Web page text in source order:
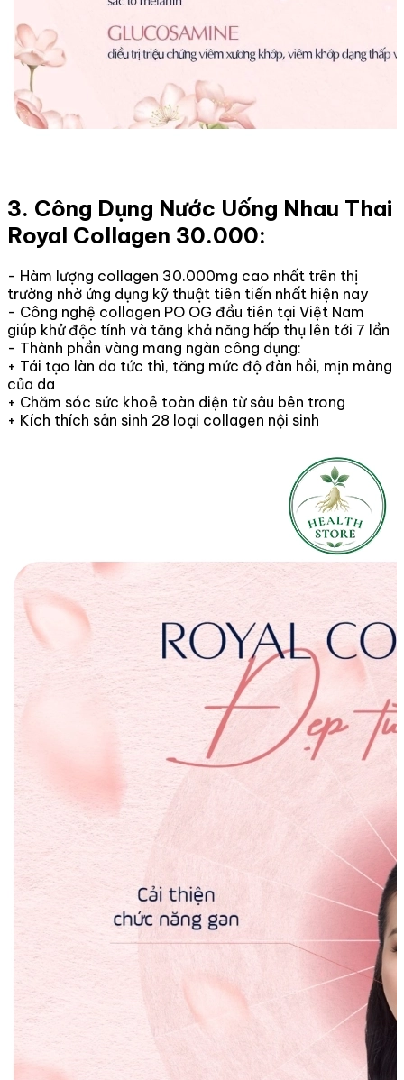
3. Công Dụng Nước Uống Nhau Thai
Royal Collagen 30.000:
- Hàm lượng collagen 30.000mg cao nhất trên thị
trường nhờ ứng dụng kỹ thuật tiên tiến nhất hiện nay
- Công nghệ collagen PO OG đầu tiên tại Việt Nam
giúp khử độc tính và tăng khả năng hấp thụ lên tới 7 lần
- Thành phần vàng mang ngàn công dụng:
+ Tái tạo làn da tức thì, tăng mức độ đàn hồi, mịn màng
của da
+ Chăm sóc sức khoẻ toàn diện từ sâu bên trong
+ Kích thích sản sinh 28 loại collagen nội sinh